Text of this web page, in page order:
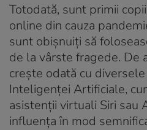
Totodată, sunt primii
online din cauza
sunt obișnuiți să
de la vârste fragede. De
crește odată cu
Inteligenței Artificiale,
asistenții virtuali Siri sau
influența în mod